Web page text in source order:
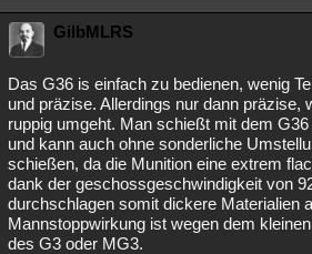
GilbMLRS
Das G36 is einfach zu bedienen, wenig
und präzise. Allerdings nur dann präzise,
ruppig umgeht. Man schießt mit dem
und kann auch ohne sonderliche
schießen, da die Munition eine extrem
dank der geschossgeschwindigkeit von
durchschlagen somit dickere Materialien
Mannstoppwirkung ist wegen dem
des G3 oder MG3.